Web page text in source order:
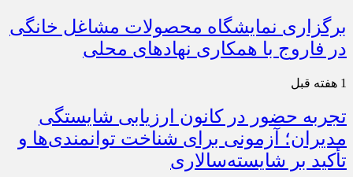
برگزاری نمایشگاه محصولات مشاغل خانگی
در فاروج با همکاری نهادهای محلی
1 هفته قبل
تجربه حضور در کانون ارزیابی شایستگی
مدیران؛ آزمونی برای شناخت توانمندی‌ها و
تأکید بر شایسته‌سالاری